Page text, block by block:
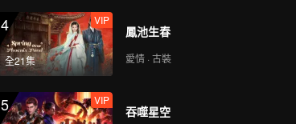
139
141 142
143 144
4
全21集
VIP
鳳池生春
愛情 · 古裝
5 VIP
吞噬星空